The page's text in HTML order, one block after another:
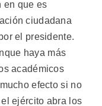
en que es
ciudadana
el presidente.
haya más
académicos
efecto si no
ejército abra los